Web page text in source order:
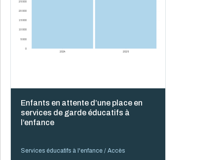
2024 2025
0
5 000
10 000
15 000
20 000
25 000
Enfants en attente d’une place en
services de garde éducatifs à
l’enfance
Services éducatifs à l'enfance / Accès